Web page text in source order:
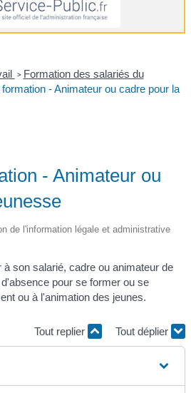
> Formation des salariés du
- Animateur ou cadre pour la
- Animateur ou
de l'information légale et administrative
son salarié, cadre ou animateur de
pour se former ou se
ou à l'animation des jeunes.
Tout replier Tout déplier